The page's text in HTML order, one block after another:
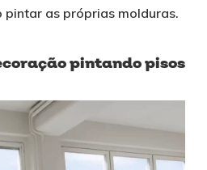
pintar as próprias molduras.
pintando pisos